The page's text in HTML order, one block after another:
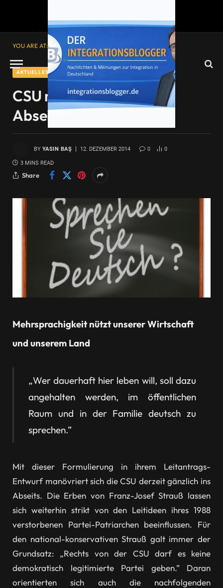
YOU ARE AT: Startseite» CSU manövriert sich ins Abseits
AKTUELLES
CSU manövriert sich ins
Abseits
BY YASIN BAŞ 12. DEZEMBER 2014 0 0
3 MINS READ
Share
Mehrsprachigkeit nützt unserer Wirtschaft
und unserem Land
„Wer dauerhaft hier leben will, soll dazu
angehalten werden, im öffentlichen
Raum und in der Familie deutsch zu
sprechen.”
Mit dieser Formulierung in ihrem Leitantrags-
Entwurf manövriert sich die CSU derzeit gänzlich ins
Abseits. Die Erben von Franz-Josef Strauß lassen
sich weiterhin strikt von den Leitideen ihres 1988
verstorbenen Partei-Patriarchen beeinflussen. Für
den national-konservativen Strauß galt immer der
Grundsatz: „Rechts von der CSU darf es keine
demokratisch legitimierte Partei geben.” Daran
orientierten sich auch die nachfolgenden